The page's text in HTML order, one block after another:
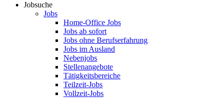
Jobsuche
Jobs
Home-Office Jobs
Jobs ab sofort
Jobs ohne Berufserfahrung
Jobs im Ausland
Nebenjobs
Stellenangebote
Tätigkeitsbereiche
Teilzeit-Jobs
Vollzeit-Jobs